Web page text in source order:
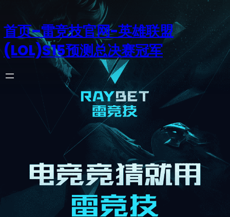
首页–雷竞技官网-英雄联盟
(LOL)S15预测总决赛冠军